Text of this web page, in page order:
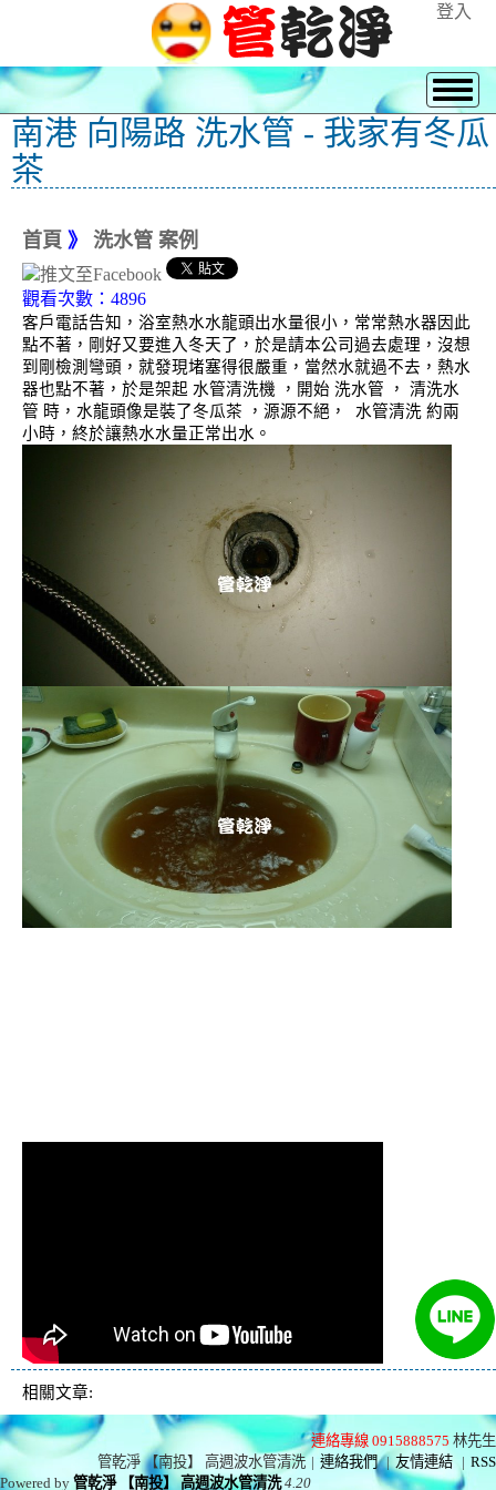
登入
南港 向陽路 洗水管 - 我家有冬瓜
茶
首頁 》 洗水管 案例
觀看次數：4896
客戶電話告知，浴室熱水水龍頭出水量很小，常常熱水器因此
點不著，剛好又要進入冬天了，於是請本公司過去處理，沒想
到剛檢測彎頭，就發現堵塞得很嚴重，當然水就過不去，熱水
器也點不著，於是架起 水管清洗機 ，開始 洗水管 ， 清洗水
管 時，水龍頭像是裝了冬瓜茶 ，源源不絕， 水管清洗 約兩
小時，終於讓熱水水量正常出水。
相關文章:
連絡專線 0915888575 林先生
管乾淨 【南投】 高週波水管清洗 | 連絡我們 | 友情連結 | RSS
Powered by 管乾淨 【南投】 高週波水管清洗 4.20